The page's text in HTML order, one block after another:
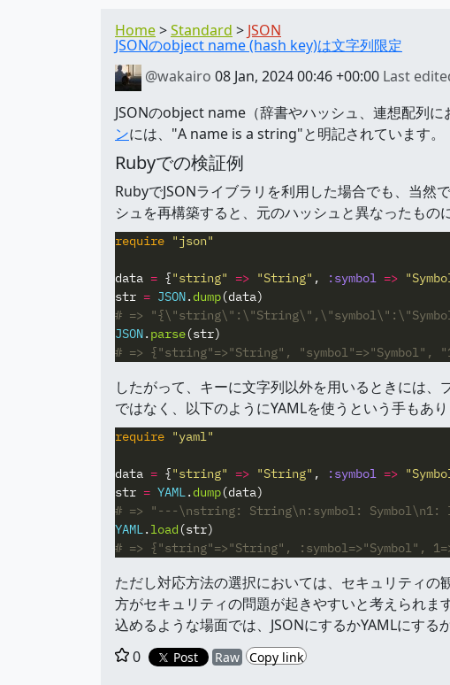
Home Standard JSON
JSONのobject name (hash key)は文字列限定
@wakairo 08 Jan, 2024 00:46 +00:00 Last
JSONのobject name（辞書やハッシュ、連想配列
ンには、"A name is a string"と明記されています。
Rubyでの検証例
RubyでJSONライブラリを利用した場合でも、当然
シュを再構築すると、元のハッシュと異なったもの
require "json"
data = {"string" => "String" , :symbol =>
str = JSON.dump(data)
# =>
JSON. parse(str)
# => {"string"=>"String", "symbol"=>"Symbol",
したがって、キーに文字列以外を用いるときには
ではなく、以下のようにYAMLを使うという手もあり
require "yaml"
data = {"string" => "String" , :symbol =>
str = YAML .dump(data)
# => "---\nstring: String\n:symbol: Symbol\n1:
YAML . load (str)
# => {"string"=>"String", :symbol=>"Symbol",
ただし対応方法の選択においては、セキュリティの
方がセキュリティの問題が起きやすいと考えられま
込めるような場面では、JSONにするかYAMLにす
0
Post Raw Copy link